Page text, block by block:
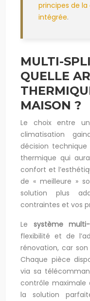
principes de
intégrée.
MULTI-
QUELLE
MAISON ?
Le choix entre
climatisation
décision technique
thermique qui
confort et
de « meilleure »
solution plus
contraintes et vos
Le système
flexibilité et de
rénovation, car
Chaque pièce
via sa
contrôle maximale
la solution